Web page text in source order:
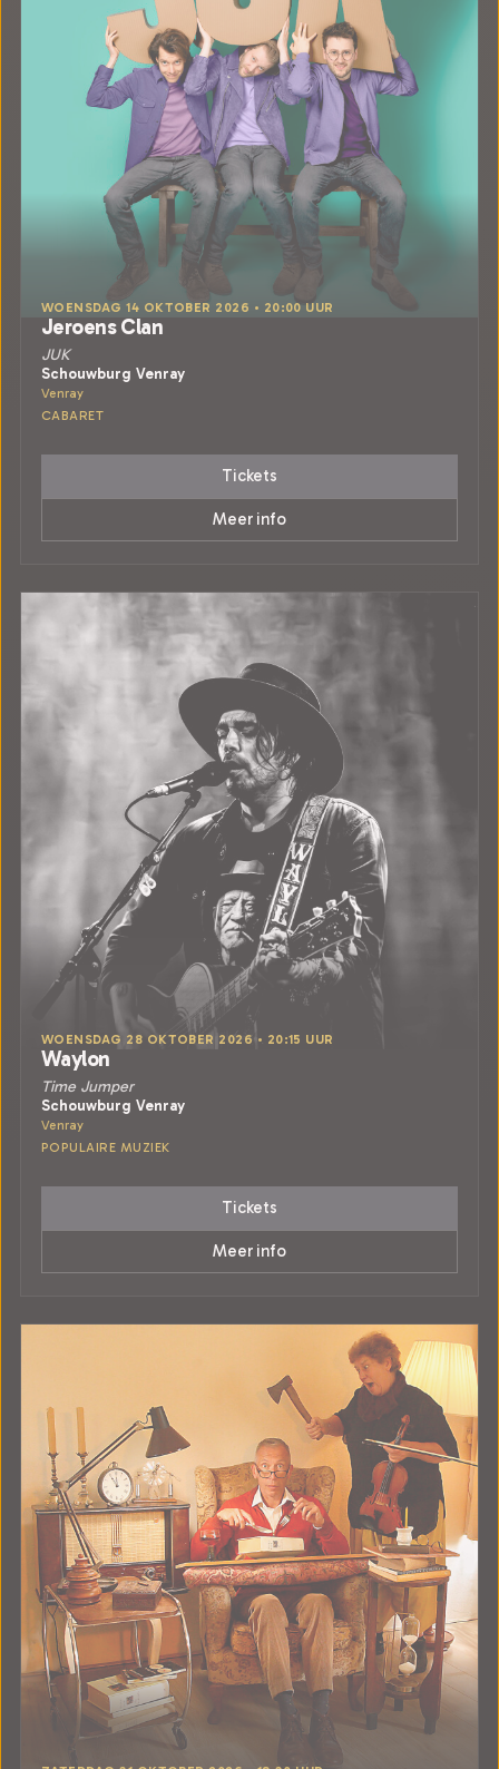
WOENSDAG 14 OKTOBER 2026 • 20:00 UUR
Jeroens Clan
JUK
Schouwburg Venray
Venray
CABARET
Tickets
Meer info
WOENSDAG 28 OKTOBER 2026 • 20:15 UUR
Waylon
Time Jumper
Schouwburg Venray
Venray
POPULAIRE MUZIEK
Tickets
Meer info